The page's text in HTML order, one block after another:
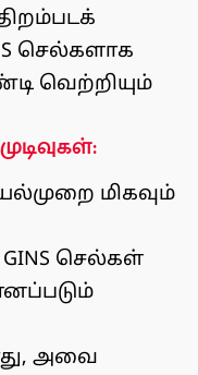
செல்களாக
வெற்றியும்
மிகவும்
GINS செல்கள்
​​அவை